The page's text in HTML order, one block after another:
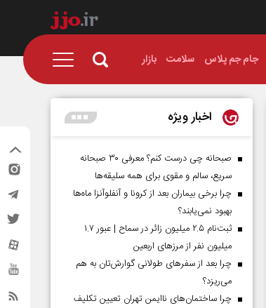
جام جم پلاس سلامت بازار
اخبار ویژه
صبحانه چی درست کنم؟ معرفی ۳۰ صبحانه
سریع، سالم و مقوی برای همه سلیقه‌ها
چرا برخی بیماران بعد از کرونا و آنفلوآنزا ماه‌ها
بهبود نمی‌یابند؟
ثبت‌نام ۲.۵ میلیون زائر در سماح | عبور ۱.۷
میلیون نفر از مرز‌های اربعین
چرا بعد از سفرهای طولانی گوارش‌تان به هم
می‌ریزد؟
چرا ساختمان‌های ناایمن تهران تعیین تکلیف